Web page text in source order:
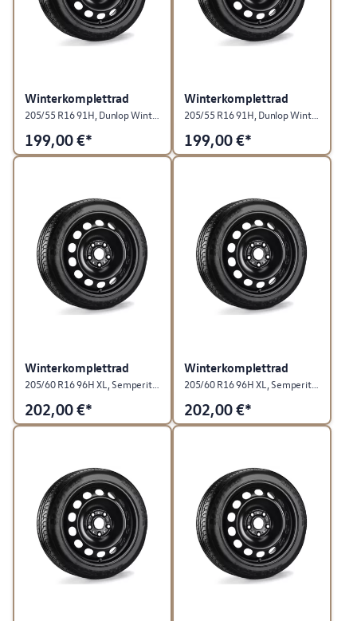
Winterkomplettrad
205/55 R16 91H, Dunlop Winter Sport 5, Stahl, Rallyeschwarz, rechts
199,00€*
Winterkomplettrad
205/55 R16 91H, Dunlop Winter Sport 5, Stahl, Rallyeschwarz, links
199,00€*
Winterkomplettrad
205/60 R16 96H XL, Semperit SPEED-GRIP 5, "Stahl", Rallyeschwarz, rechts
202,00€*
Winterkomplettrad
205/60 R16 96H XL, Semperit SPEED-GRIP 5, "Stahl", Rallyeschwarz, links
202,00€*